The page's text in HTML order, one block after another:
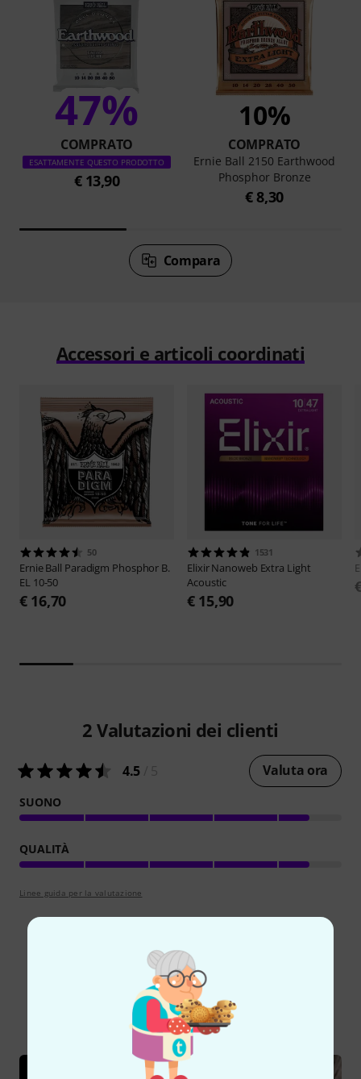
47%
COMPRATO
ESATTAMENTE QUESTO PRODOTTO
€ 13,90
10%
COMPRATO
Ernie Ball 2150 Earthwood
Phosphor Bronze
€ 8,30
Compara
Accessori e articoli coordinati
50
Ernie Ball Paradigm Phosphor B.
EL 10-50
€ 16,70
1531
ElixirNanoweb Extra Light
Acoustic
€ 15,90
2 Valutazioni dei clienti
4.5 Valuta ora
SUONO
QUALITÀ
Linee guida per la valutazione
Lo sapevi?
Tutti Guide online